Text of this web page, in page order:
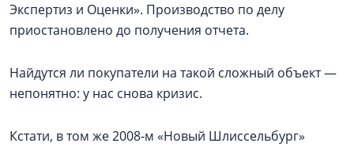
Экспертиз и Оценки». Производство по делу
приостановлено до получения отчета.
Найдутся ли покупатели на такой сложный объект —
непонятно: у нас снова кризис.
Кстати, в том же 2008‑м «Новый Шлиссельбург»